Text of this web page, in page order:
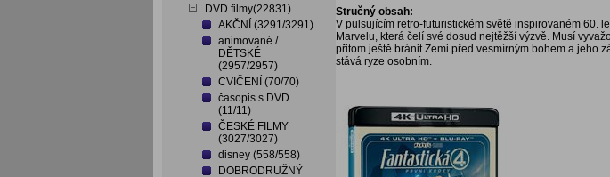
DVD filmy(22831)
AKČNÍ (3291/3291)
animované /
DĚTSKÉ
(2957/2957)
CVIČENÍ (70/70)
časopis s DVD
(11/11)
ČESKÉ FILMY
(3027/3027)
disney (558/558)
DOBRODRUŽNÝ
Stručný obsah:
V pulsujícím retro-futuristickém světě inspirovaném 60.
Marvelu, která čelí své dosud nejtěžší výzvě. Musí
přitom ještě bránit Zemi před vesmírným bohem a jeho
stává ryze osobním.